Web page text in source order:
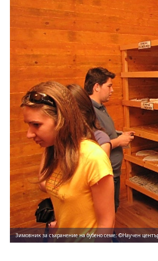
Зимовник за съхранение на бубено семе; ©Научен